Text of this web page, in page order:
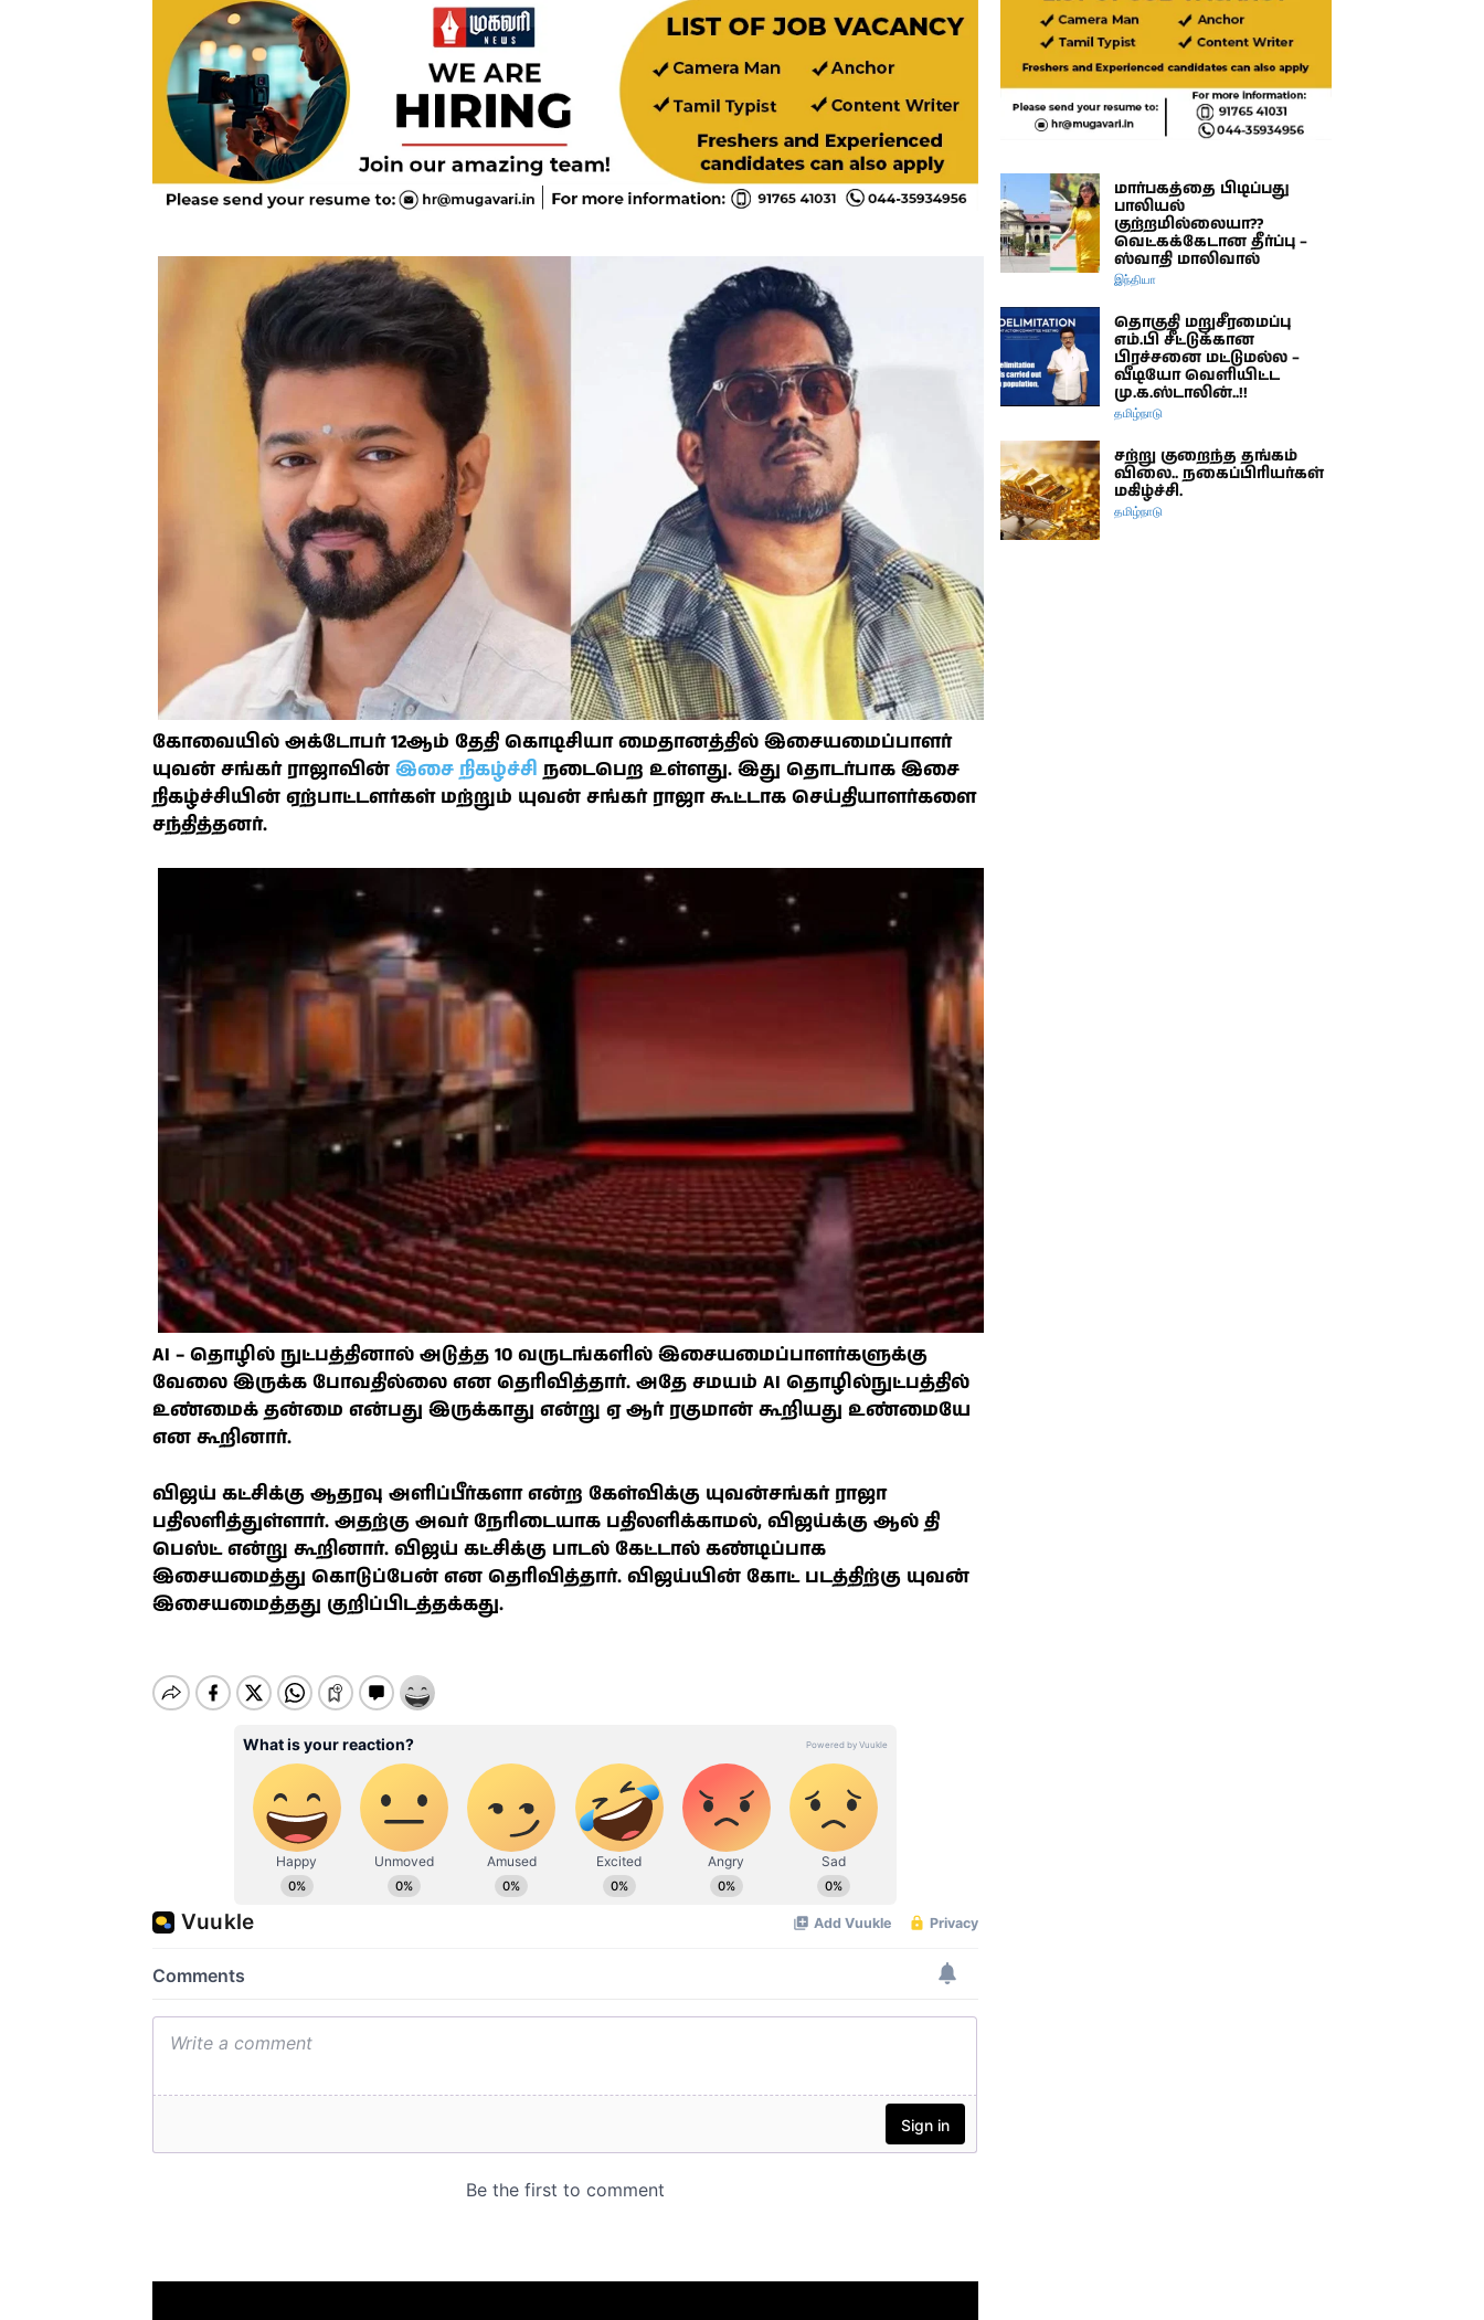
கோவையில் அக்டோபர் 12ஆம் தேதி கொடிசியா மைதானத்தில் இசையமைப்பாளர்
யுவன் சங்கர் ராஜாவின் இசை நிகழ்ச்சி நடைபெற உள்ளது. இது தொடர்பாக இசை
நிகழ்ச்சியின் ஏற்பாட்டளர்கள் மற்றும் யுவன் சங்கர் ராஜா கூட்டாக செய்தியாளர்களை
சந்தித்தனர்.
AI – தொழில் நுட்பத்தினால் அடுத்த 10 வருடங்களில் இசையமைப்பாளர்களுக்கு
வேலை இருக்க போவதில்லை என தெரிவித்தார். அதே சமயம் AI தொழில்நுட்பத்தில்
உண்மைக் தன்மை என்பது இருக்காது என்று ஏ ஆர் ரகுமான் கூறியது உண்மையே
என கூறினார்.
விஜய் கட்சிக்கு ஆதரவு அளிப்பீர்களா என்ற கேள்விக்கு யுவன்சங்கர் ராஜா
பதிலளித்துள்ளார். அதற்கு அவர் நேரிடையாக பதிலளிக்காமல், விஜய்க்கு ஆல் தி
பெஸ்ட் என்று கூறினார். விஜய் கட்சிக்கு பாடல் கேட்டால் கண்டிப்பாக
இசையமைத்து கொடுப்பேன் என தெரிவித்தார். விஜய்யின் கோட் படத்திற்கு யுவன்
இசையமைத்தது குறிப்பிடத்தக்கது.
மார்பகத்தை பிடிப்பது
பாலியல்
குற்றமில்லையா??
வெட்கக்கேடான தீர்ப்பு –
ஸ்வாதி மாலிவால்
இந்தியா
தொகுதி மறுசீரமைப்பு
எம்.பி சீட்டுக்கான
பிரச்சனை மட்டுமல்ல –
வீடியோ வெளியிட்ட
மு.க.ஸ்டாலின்..!!
தமிழ்நாடு
சற்று குறைந்த தங்கம்
விலை.. நகைப்பிரியர்கள்
மகிழ்ச்சி.
தமிழ்நாடு